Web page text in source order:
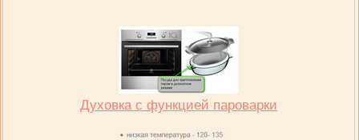
Духовка с функцией пароварки